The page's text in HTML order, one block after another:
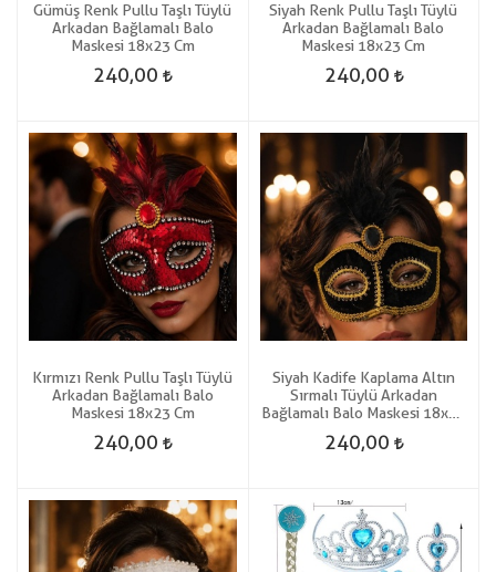
Gümüş Renk Pullu Taşlı Tüylü
Arkadan Bağlamalı Balo
Maskesi 18x23 Cm
240,00
Siyah Renk Pullu Taşlı Tüylü
Arkadan Bağlamalı Balo
Maskesi 18x23 Cm
240,00
Kırmızı Renk Pullu Taşlı Tüylü
Arkadan Bağlamalı Balo
Maskesi 18x23 Cm
240,00
Siyah Kadife Kaplama Altın
Sırmalı Tüylü Arkadan
Bağlamalı Balo Maskesi 18x23
240,00